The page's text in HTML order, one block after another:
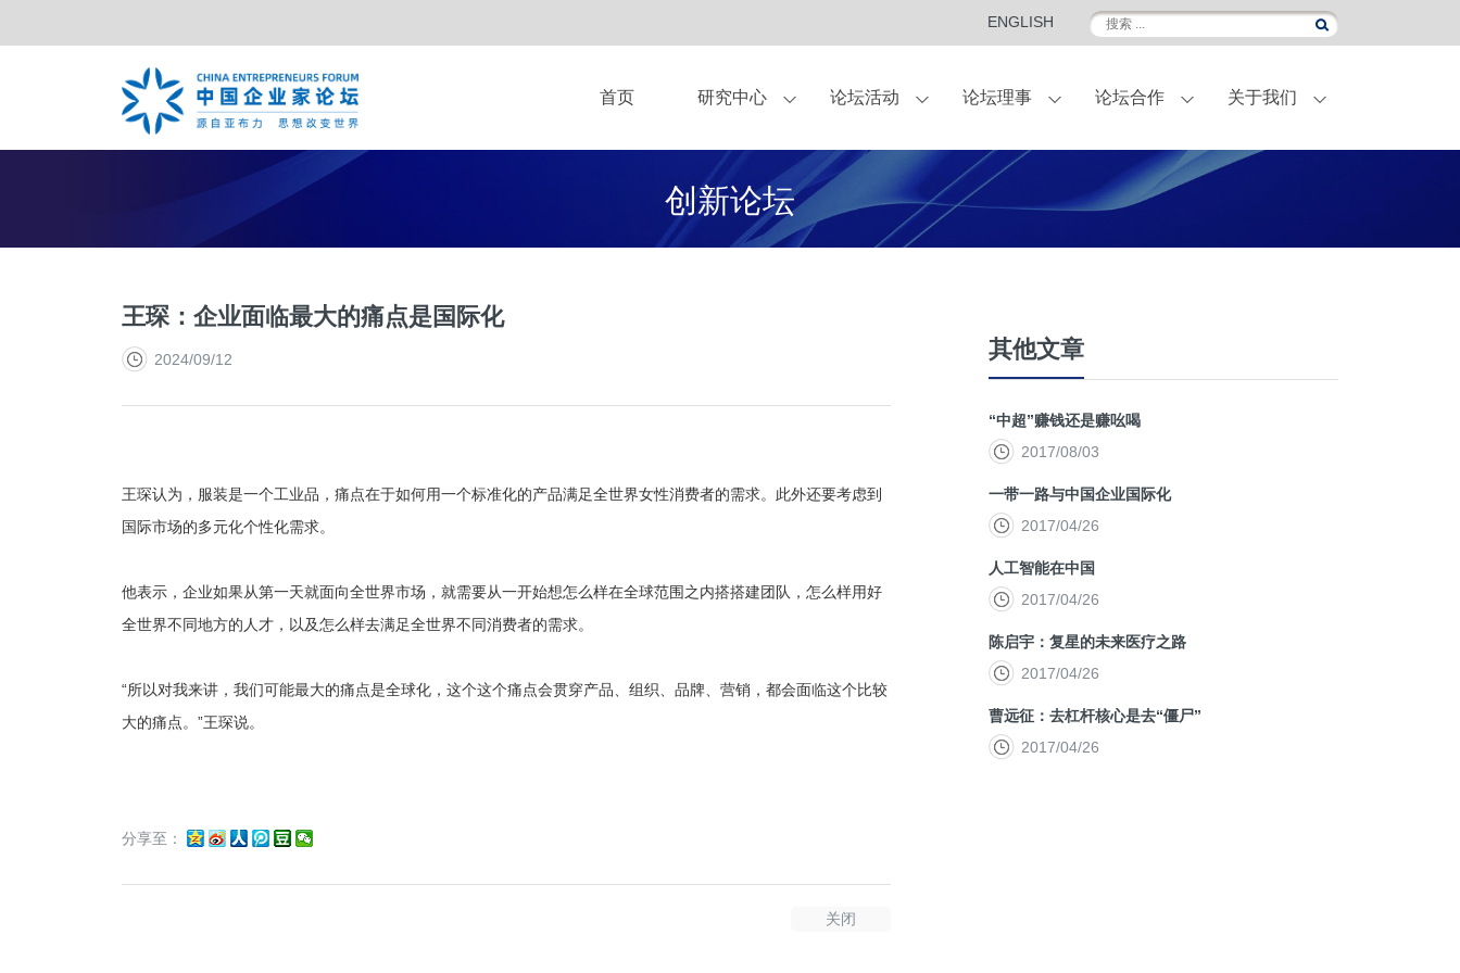
ENGLISH
首页 研究中心
书籍
论坛活动
夏季年会 青年论坛 CEO研讨会 外滩金融峰会 国际访问
论坛理事
亚布力论坛理事
论坛合作
战略合作伙伴 独家显示方案合作商 企业家健康守护伙伴 联名定制葡萄酒
合作伙伴-会员 合作申请
关于我们
亚布力企业家论坛永久会址
创新论坛
王琛：企业面临最大的痛点是国际化
2024/09/12
王琛认为，服装是一个工业品，痛点在于如何用一个标准化的产品满足全世界女性消费者的需求。此外还要考虑到
国际市场的多元化个性化需求。
他表示，企业如果从第一天就面向全世界市场，就需要从一开始想怎么样在全球范围之内搭搭建团队，怎么样用好
全世界不同地方的人才，以及怎么样去满足全世界不同消费者的需求。
“所以对我来讲，我们可能最大的痛点是全球化，这个这个痛点会贯穿产品、组织、品牌、营销，都会面临这个比较
大的痛点。”王琛说。
分享至：
关闭
其他文章
“中超”赚钱还是赚吆喝
2017/08/03
一带一路与中国企业国际化
2017/04/26
人工智能在中国
2017/04/26
陈启宇：复星的未来医疗之路
2017/04/26
曹远征：去杠杆核心是去“僵尸”
2017/04/26